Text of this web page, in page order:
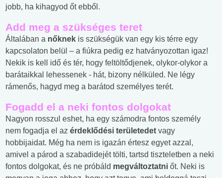
jobb, ha kihagyod őt ebből.
Add meg a szükséges teret
Általában a nőknek is szükségük van egy kis térre egy
kapcsolaton belül – a fiúkra pedig ez hatványozottan igaz!
Nekik is kell idő és tér, hogy feltöltődjenek, olykor-olykor a
barátaikkal lehessenek - hát, bizony nélküled. Ne légy
rámenős, hagyd meg a barátod személyes terét.
Fogadd el a neki fontos dolgokat
Nagyon rosszul eshet, ha egy számodra fontos személy
nem fogadja el az érdeklődési területedet vagy
hobbijaidat. Még ha nem is igazán értesz egyet azzal,
amivel a párod a szabadidejét tölti, tartsd tiszteletben a neki
fontos dolgokat, és ne próbáld megváltoztatni őt. Neki is